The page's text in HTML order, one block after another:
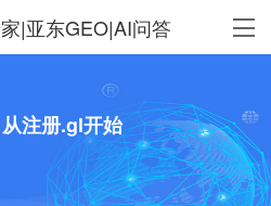
|亚东GEO|AI问答
注册.gl开始